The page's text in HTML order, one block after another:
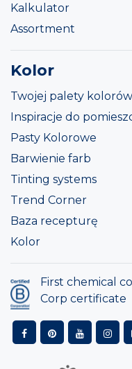
Kalkulator
Assortment
Kolor
Twojej palety kolorów
Inspiracje do
Pasty Kolorowe
Barwienie farb
Tinting systems
Trend Corner
Baza recepturę
Kolor
First chemical
Corp certificate